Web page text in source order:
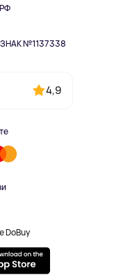
№1137338
4,9
DoBuy